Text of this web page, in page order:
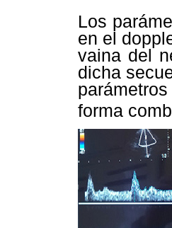
Los
en el
vaina del
dicha
forma